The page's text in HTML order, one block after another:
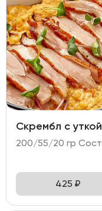
Скрембл с уткой
425 ₽